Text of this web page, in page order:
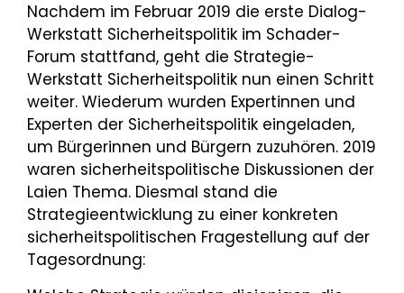
Nachdem im Februar 2019 die erste Dialog-
Werkstatt Sicherheitspolitik im Schader-
Forum stattfand, geht die Strategie-
Werkstatt Sicherheitspolitik nun einen Schritt
weiter. Wiederum wurden Expertinnen und
Experten der Sicherheitspolitik eingeladen,
um Bürgerinnen und Bürgern zuzuhören. 2019
waren sicherheitspolitische Diskussionen der
Laien Thema. Diesmal stand die
Strategieentwicklung zu einer konkreten
sicherheitspolitischen Fragestellung auf der
Tagesordnung: